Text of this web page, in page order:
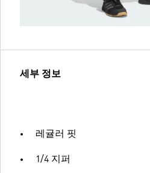
세부 정보
레귤러 핏
1/4 지퍼